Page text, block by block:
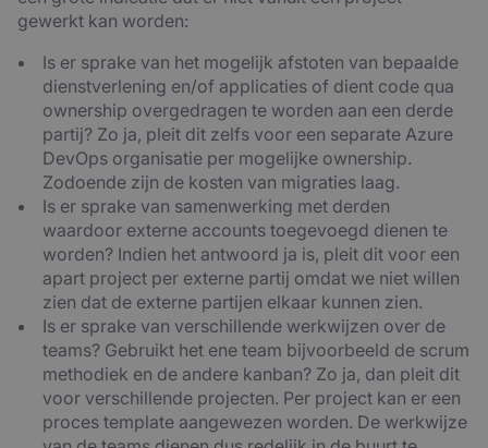
gewerkt kan worden:
Is er sprake van het mogelijk afstoten van bepaalde
dienstverlening en/of applicaties of dient code qua
ownership overgedragen te worden aan een derde
partij? Zo ja, pleit dit zelfs voor een separate Azure
DevOps organisatie per mogelijke ownership.
Zodoende zijn de kosten van migraties laag.
Is er sprake van samenwerking met derden
waardoor externe accounts toegevoegd dienen te
worden? Indien het antwoord ja is, pleit dit voor een
apart project per externe partij omdat we niet willen
zien dat de externe partijen elkaar kunnen zien.
Is er sprake van verschillende werkwijzen over de
teams? Gebruikt het ene team bijvoorbeeld de scrum
methodiek en de andere kanban? Zo ja, dan pleit dit
voor verschillende projecten. Per project kan er een
proces template aangewezen worden. De werkwijze